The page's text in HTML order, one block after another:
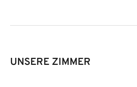
UNSERE ZIMMER